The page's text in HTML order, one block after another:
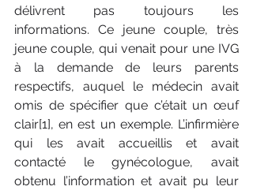
délivrent pas toujours les
informations. Ce jeune couple, très
jeune couple, qui venait pour une IVG
à la demande de leurs parents
respectifs, auquel le médecin avait
omis de spécifier que c’était un œuf
clair[1], en est un exemple. L’infirmière
qui les avait accueillis et avait
contacté le gynécologue, avait
obtenu l’information et avait pu leur